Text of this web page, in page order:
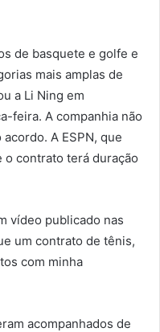
de basquete e golfe e
mais amplas de
a Li Ning em
feira. A companhia não
A ESPN, que
contrato terá duração
vídeo publicado nas
um contrato de tênis,
com minha
acompanhados de